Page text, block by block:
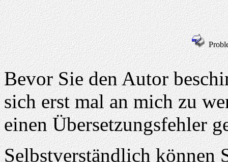
Bevor Sie den Autor
sich erst mal an mich zu
einen Übersetzungsfehler
Selbstverständlich